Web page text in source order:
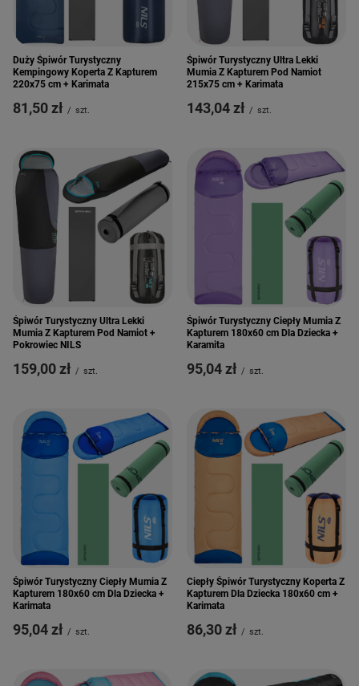
Duży Śpiwór Turystyczny
Kempingowy Koperta Z Kapturem
220x75 cm + Karimata
81,50 zł / szt.
Śpiwór Turystyczny Ultra Lekki
Mumia Z Kapturem Pod Namiot
215x75 cm + Karimata
143,04 zł / szt.
Śpiwór Turystyczny Ultra Lekki
Mumia Z Kapturem Pod Namiot +
Pokrowiec NILS
159,00 zł / szt.
Śpiwór Turystyczny Ciepły Mumia Z
Kapturem 180x60 cm Dla Dziecka +
Karamita
95,04 zł / szt.
Śpiwór Turystyczny Ciepły Mumia Z
Kapturem 180x60 cm Dla Dziecka +
Karimata
95,04 zł / szt.
Ciepły Śpiwór Turystyczny Koperta Z
Kapturem Dla Dziecka 180x60 cm +
Karimata
86,30 zł / szt.